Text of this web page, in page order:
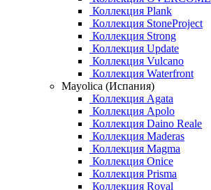
Коллекция Plank
Коллекция StoneProject
Коллекция Strong
Коллекция Update
Коллекция Vulcano
Коллекция Waterfront
Mayolica (Испания)
Коллекция Agata
Коллекция Apolo
Коллекция Daino Reale
Коллекция Maderas
Коллекция Magma
Коллекция Onice
Коллекция Prisma
Коллекция Royal